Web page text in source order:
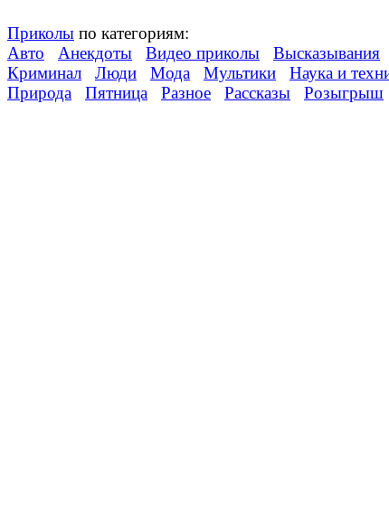
Приколы по категориям:
Авто
Анекдоты Видео приколы Высказывания
Криминал
Люди Мода Мультики Наука и
Природа
Пятница Разное Рассказы Розыгрыш